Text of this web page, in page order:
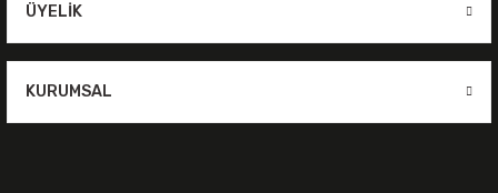
ÜYELIK
KURUMSAL